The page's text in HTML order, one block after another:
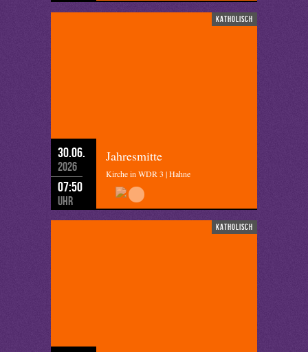
katholisch
30.06.
2026
07:50
Uhr
Jahresmitte
Kirche in WDR 3 | Hahne
katholisch